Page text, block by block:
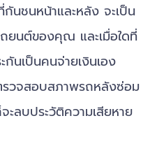
นชนหน้าและหลัง จะเป็น
ยนต์ของคุณ และเมื่อใดที่
นเป็นคนจ่ายเงินเอง
รวจสอบสภาพรถหลังซ่อม
ลบประวัติความเสียหาย